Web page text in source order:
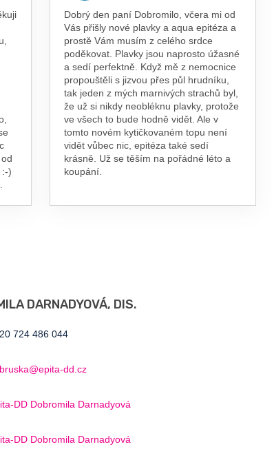
:-)
Dobrý den paní Dobromilo, včera mi od
Vás přišly nové plavky a aqua epitéza a
prostě Vám musím z celého srdce
poděkovat. Plavky jsou naprosto úžasné
a sedí perfektně. Když mě z nemocnice
propouštěli s jizvou přes půl hrudníku,
tak jeden z mých marnivých strachů byl,
že už si nikdy neobléknu plavky, protože
ve všech to bude hodně vidět. Ale v
tomto novém kytičkovaném topu není
vidět vůbec nic, epitéza také sedí
krásně. Už se těším na pořádné léto a
koupání.
DARNADYOVÁ, DIS.
724 486 044
dd.cz
DD Dobromila Darnadyová
DD Dobromila Darnadyová